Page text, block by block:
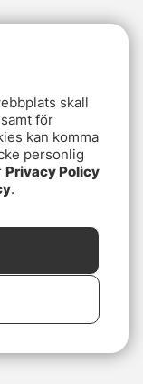
skall
för
kan komma
personlig
Privacy Policy
.